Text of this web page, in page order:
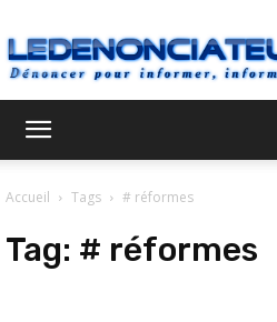
Accueil Tags # réformes
Tag: # réformes